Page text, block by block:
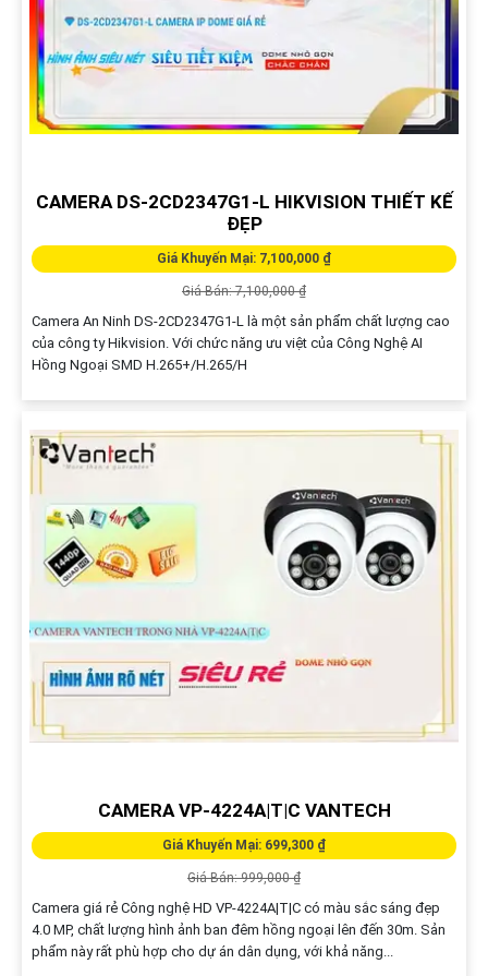
CAMERA DS-2CD2347G1-L HIKVISION THIẾT KẾ
ĐẸP
Giá Khuyến Mại: 7,100,000 ₫
Giá Bán: 7,100,000 ₫
Camera An Ninh DS-2CD2347G1-L là một sản phẩm chất lượng cao
của công ty Hikvision. Với chức năng ưu việt của Công Nghệ AI
Hồng Ngoại SMD H.265+/H.265/H
CAMERA VP-4224A|T|C VANTECH
Giá Khuyến Mại: 699,300 ₫
Giá Bán: 999,000 ₫
Camera giá rẻ Công nghệ HD VP-4224A|T|C có màu sắc sáng đẹp
4.0 MP, chất lượng hình ảnh ban đêm hồng ngoại lên đến 30m. Sản
phẩm này rất phù hợp cho dự án dân dụng, với khả năng...